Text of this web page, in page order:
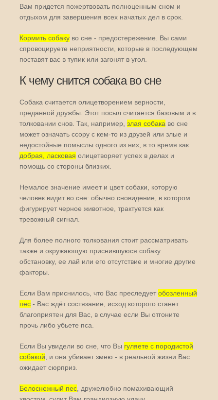
Вам придется пожертвовать полноценным сном и
отдыхом для завершения всех начатых дел в срок.
Кормить собаку во сне - предостережение. Вы сами
спровоцируете неприятности, которые в последующем
поставят вас в тупик или загонят в угол.
К чему снится собака во сне
Собака считается олицетворением верности,
преданной дружбы. Этот посыл считается базовым и в
толковании снов. Так, например, злая собака во сне
может означать ссору с кем-то из друзей или злые и
недостойные помыслы одного из них, в то время как
добрая, ласковая олицетворяет успех в делах и
помощь со стороны близких.
Немалое значение имеет и цвет собаки, которую
человек видит во сне: обычно сновидение, в котором
фигурирует черное животное, трактуется как
тревожный сигнал.
Для более полного толкования стоит рассматривать
также и окружающую приснившуюся собаку
обстановку, ее лай или его отсутствие и многие другие
факторы.
Если Вам приснилось, что Вас преследует обозленный
пес - Вас ждёт состязание, исход которого станет
благоприятен для Вас, в случае если Вы отгоните
прочь либо убьете пса.
Если Вы увидели во сне, что Вы гуляете с породистой
собакой , и она убивает змею - в реальной жизни Вас
ожидает сюрприз.
Белоснежный пес , дружелюбно помахивающий